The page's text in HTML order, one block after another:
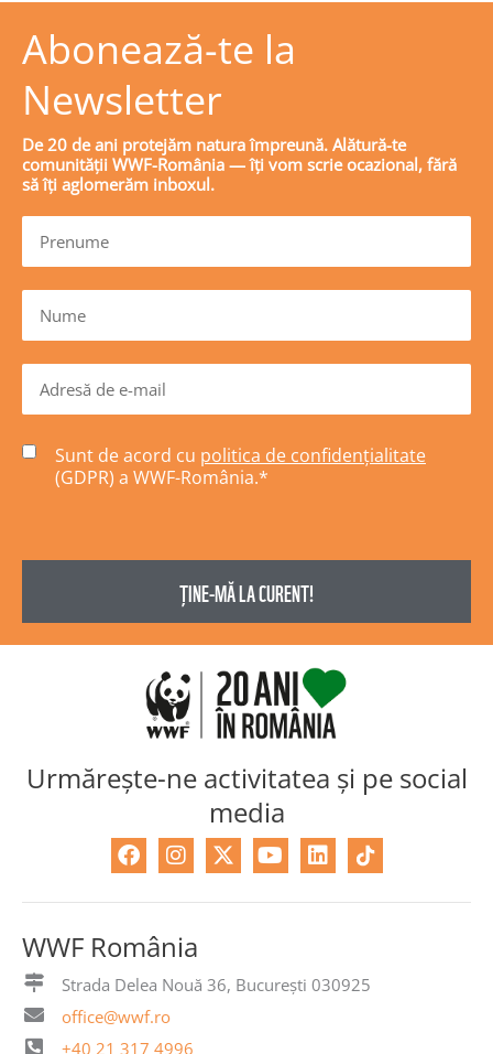
Abonează-te la
Newsletter
De 20 de ani protejăm natura împreună. Alătură-te
comunității WWF-România — îți vom scrie ocazional, fără
să îți aglomerăm inboxul.
Sunt de acord cu politica de confidențialitate
(GDPR) a WWF-România.*
Urmărește-ne activitatea și pe social
media
F
a
e
b
o
o
k
I
n
t
a
g
r
a
X
-
w
t
e
Y
o
t
e
L
i
k
i
n
WWF România
Strada Delea Nouă 36, București 030925
office@wwf.ro
+40 21 317 4996